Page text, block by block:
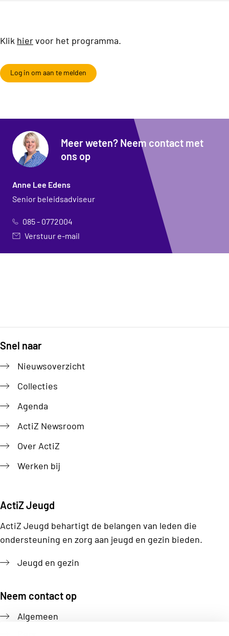
Klik hiervoor het programma.
Log in om aan te melden
Meer weten? Neem contact met
ons op
Anne Lee Edens
Senior beleidsadviseur
085 - 0772004
Verstuur e-mail
Snel naar
Nieuwsoverzicht
Collecties
Agenda
ActiZ Newsroom
Over ActiZ
Werken bij
ActiZ Jeugd
ActiZ Jeugd behartigt de belangen van leden die
ondersteuning en zorg aan jeugd en gezin bieden.
Jeugd en gezin
Neem contact op
Algemeen